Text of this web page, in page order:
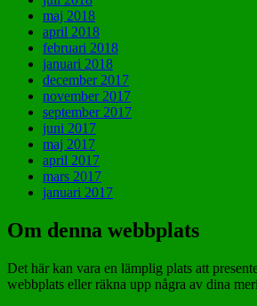
maj 2018
april 2018
februari 2018
januari 2018
december 2017
november 2017
september 2017
juni 2017
maj 2017
april 2017
mars 2017
januari 2017
Om denna webbplats
Det här kan vara en lämplig plats att
webbplats eller räkna upp några av dina